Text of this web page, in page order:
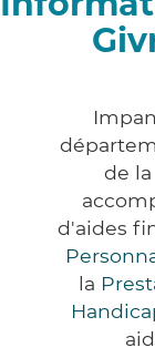
de la
d'aides
la